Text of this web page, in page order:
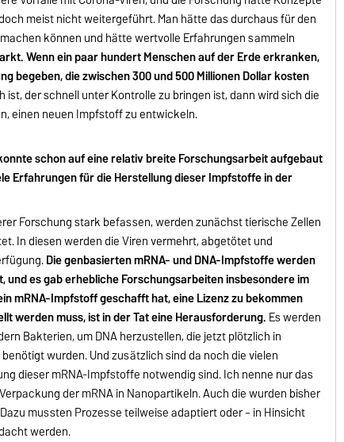
meist nicht weitergeführt. Man hätte das durchaus für den
können und hätte wertvolle Erfahrungen sammeln
Wenn ein paar hundert Menschen auf der Erde erkranken,
begeben, die zwischen 300 und 500 Millionen Dollar kosten
ist, der schnell unter Kontrolle zu bringen ist, dann wird sich die
einen neuen Impfstoff zu entwickeln.
schon auf eine relativ breite Forschungsarbeit aufgebaut
Erfahrungen für die Herstellung dieser Impfstoffe in der
Forschung stark befassen, werden zunächst tierische Zellen
In diesen werden die Viren vermehrt, abgetötet und
Die genbasierten mRNA- und DNA-Impfstoffe werden
und es gab erhebliche Forschungsarbeiten insbesondere im
mRNA-Impfstoff geschafft hat, eine Lizenz zu bekommen
werden muss, ist in der Tat eine Herausforderung. Es werden
Bakterien, um DNA herzustellen, die jetzt plötzlich in
wurden. Und zusätzlich sind da noch die vielen
dieser mRNA-Impfstoffe notwendig sind. Ich nenne nur das
der mRNA in Nanopartikeln. Auch die wurden bisher
mussten Prozesse teilweise adaptiert oder – in Hinsicht
werden.